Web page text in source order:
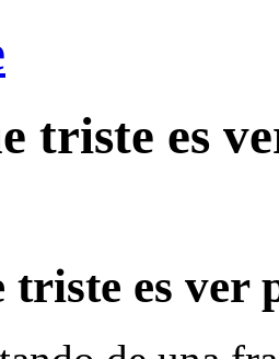
triste es
triste es ver